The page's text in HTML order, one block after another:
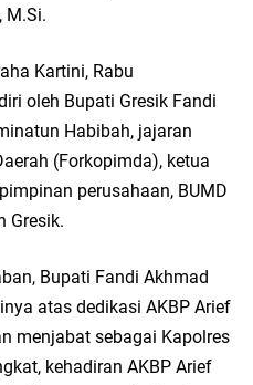
Desa Sidoraharjo: Simbol
Sosial
Perkuat Keberlanjutan Program
Kedungsekar Lor, Tradisi Luhur
Negoro Sambut Tahun Baru Islam
M.Si.
Kartini, Rabu
oleh Bupati Gresik Fandi
Habibah, jajaran
(Forkopimda), ketua
perusahaan, BUMD
Gresik.
Bupati Fandi Akhmad
atas dedikasi AKBP Arief
menjabat sebagai Kapolres
kehadiran AKBP Arief